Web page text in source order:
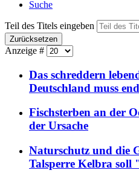
Suche
Teil des Titels eingeben
Zurücksetzen
Anzeige #
Das schreddern
Deutschland muss
Fischsterben an der
der Ursache
Naturschutz und die
Talsperre Kelbra soll